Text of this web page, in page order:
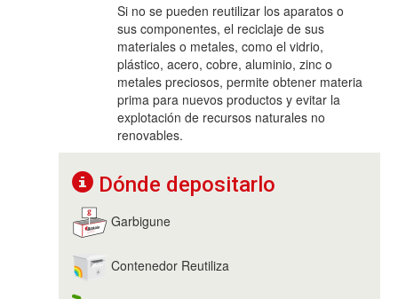
Si no se pueden reutilizar los aparatos o
sus componentes, el reciclaje de sus
materiales o metales, como el vidrio,
plástico, acero, cobre, aluminio, zinc o
metales preciosos, permite obtener materia
prima para nuevos productos y evitar la
explotación de recursos naturales no
renovables.
Dónde depositarlo
Garbigune
Contenedor Reutiliza